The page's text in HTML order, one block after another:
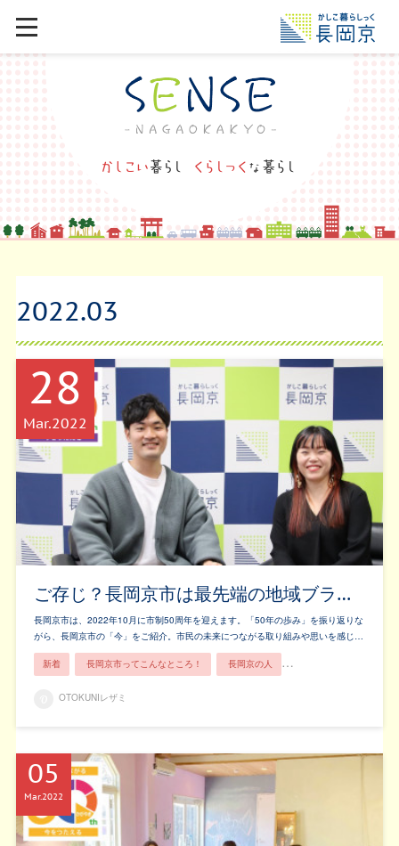
2022.03
ご存じ？長岡京市は最先端の地域ブラ…
長岡京市は、2022年10月に市制50周年を迎えます。「50年の歩み」を振り返りな
がら、長岡京市の「今」をご紹介。市民の未来につながる取り組みや思いを感じ…
28
Mar 2022
新着 長岡京市ってこんなところ！ 長岡京の人
OTOKUNIレザミ
05
Mar 2022